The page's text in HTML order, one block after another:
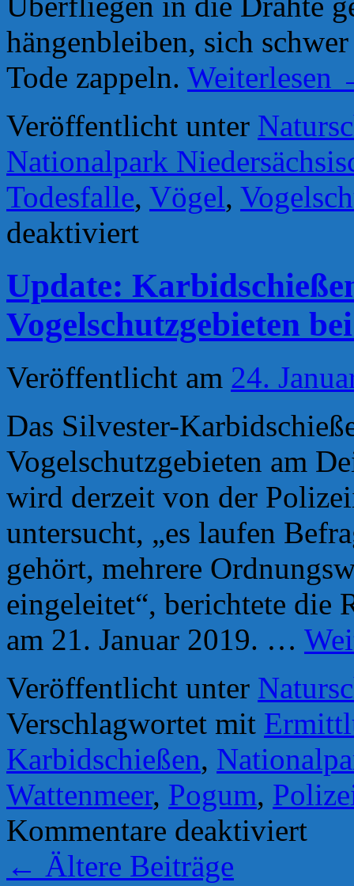
hängenbleiben, sich
Tode zappeln. Weiterlesen
Veröffentlicht unter
Nationalpark
Todesfalle, Vögel,
deaktiviert
Update:
Vogelschutzgebieten
Veröffentlicht am 24.
Das Silvester-
Vogelschutzgebieten am
wird derzeit von der
untersucht, „es laufen
gehört, mehrere
eingeleitet“, berichtete die
am 21. Januar 2019. …
Veröffentlicht unter
Verschlagwortet mit
Karbidschießen,
Wattenmeer, Pogum,
Kommentare deaktiviert
← Ältere Beiträge